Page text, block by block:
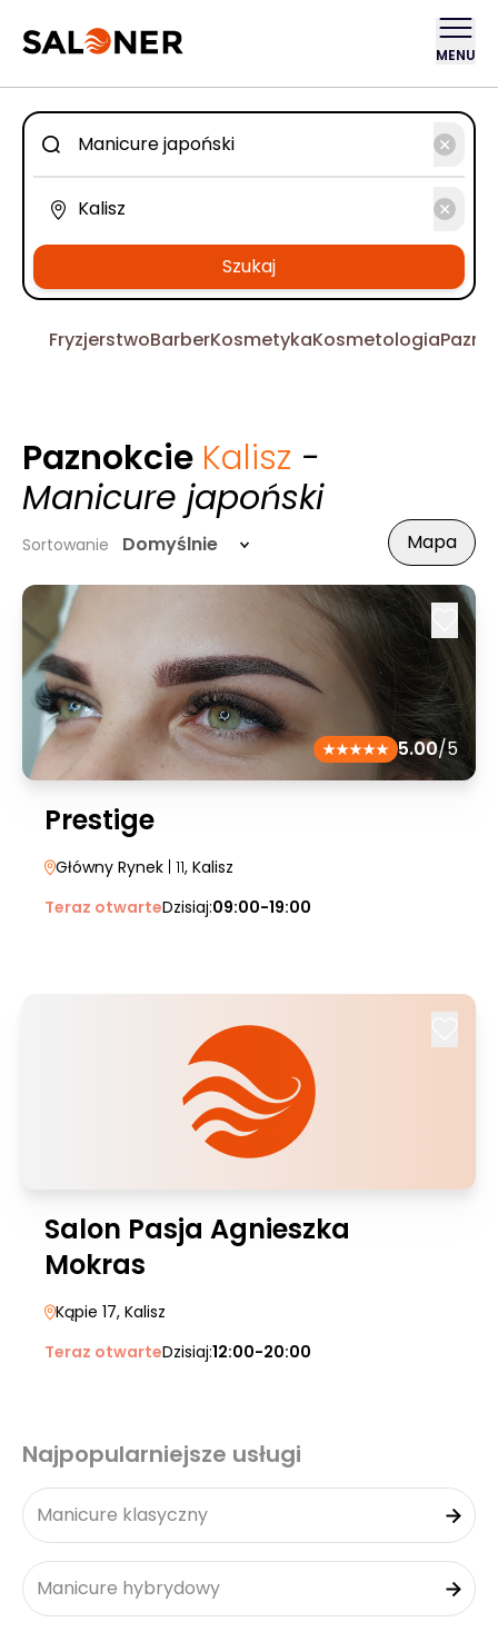
MENU
Szukaj
FryzjerstwoBarberKosmetykaKosmetologia
Paznokcie Kalisz -
Manicure japoński
Sortowanie Domyślnie Mapa
5.00/5
Prestige
Główny Rynek | 11, Kalisz
Teraz otwarteDzisiaj:09:00-19:00
Salon Pasja Agnieszka
Mokras
Kąpie 17, Kalisz
Teraz otwarteDzisiaj:12:00-20:00
Najpopularniejsze usługi
Manicure klasyczny
Manicure hybrydowy